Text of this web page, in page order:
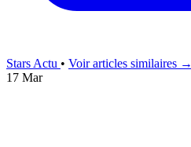
Stars Actu • Voir articles similaires →
17 Mar